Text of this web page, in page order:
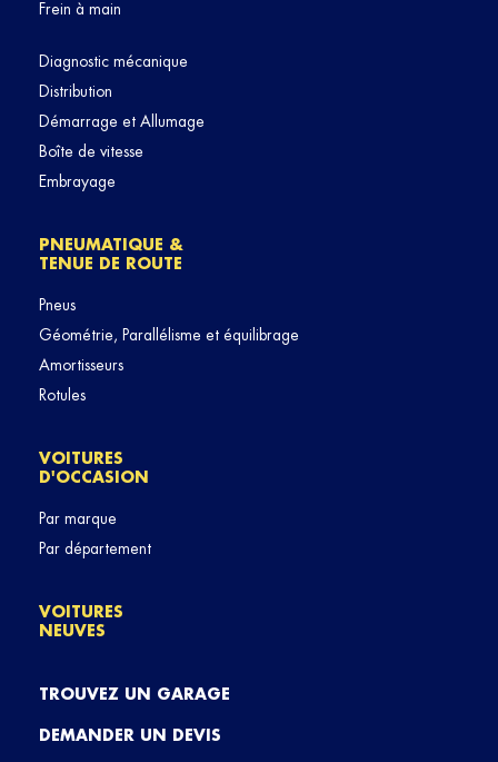
Frein à main
Diagnostic mécanique
Distribution
Démarrage et Allumage
Boîte de vitesse
Embrayage
PNEUMATIQUE &
TENUE DE ROUTE
Pneus
Géométrie, Parallélisme et équilibrage
Amortisseurs
Rotules
VOITURES
D'OCCASION
Par marque
Par département
VOITURES
NEUVES
TROUVEZ UN GARAGE
DEMANDER UN DEVIS